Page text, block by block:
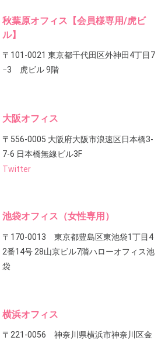
秋葉原オフィス【会員様専用/虎ビ
ル】
〒101-0021 東京都千代田区外神田4丁目7
−3 虎ビル 9階
大阪オフィス
〒556-0005 大阪府大阪市浪速区日本橋3-
7-6 日本橋無線ビル3F
Twitter
池袋オフィス（女性専用）
〒170-0013 東京都豊島区東池袋1丁目4
2番14号 28山京ビル7階ハローオフィス池
袋
横浜オフィス
〒221-0056 神奈川県横浜市神奈川区金